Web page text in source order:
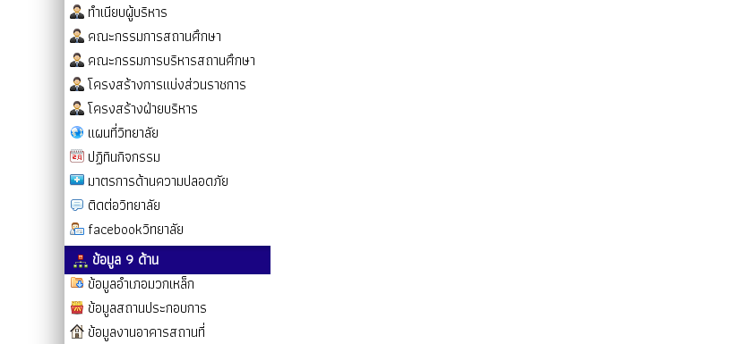
ทำเนียบผู้บริหาร
คณะกรรมการสถานศึกษา
คณะกรรมการบริหารสถานศึกษา
โครงสร้างการแบ่งส่วนราชการ
โครงสร้างฝ่ายบริหาร
แผนที่วิทยาลัย
ปฏิทินกิจกรรม
มาตรการด้านความปลอดภัย
ติดต่อวิทยาลัย
facebookวิทยาลัย
ข้อมูล 9 ด้าน
ข้อมูลอำเภอมวกเหล็ก
ข้อมูลสถานประกอบการ
ข้อมูลงานอาคารสถานที่